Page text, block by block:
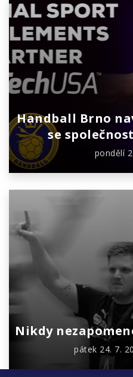
Handball Brno
se
pondělí
Nikdy
pátek 24. 7.